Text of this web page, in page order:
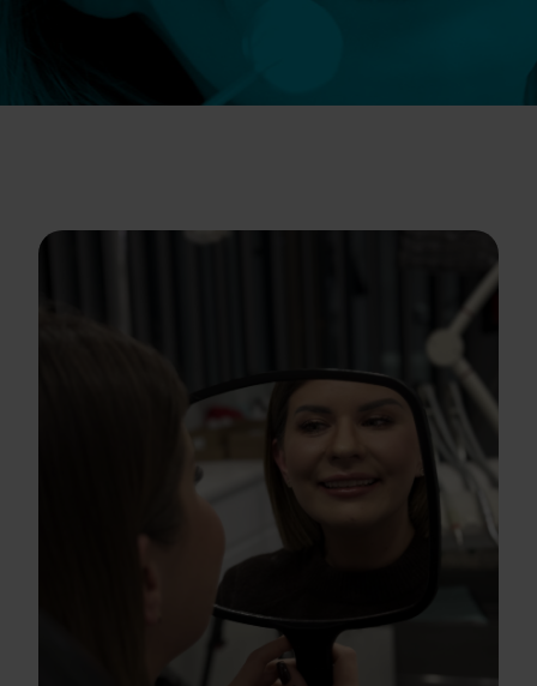
Szczegóły